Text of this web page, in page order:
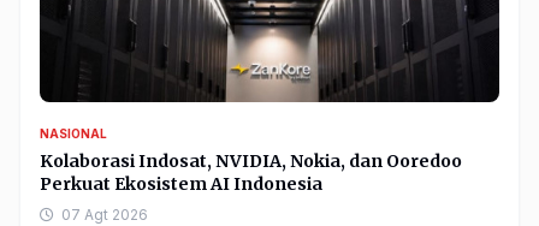
NASIONAL
Kolaborasi Indosat, NVIDIA, Nokia, dan Ooredoo
Perkuat Ekosistem AI Indonesia
07 Agt 2026